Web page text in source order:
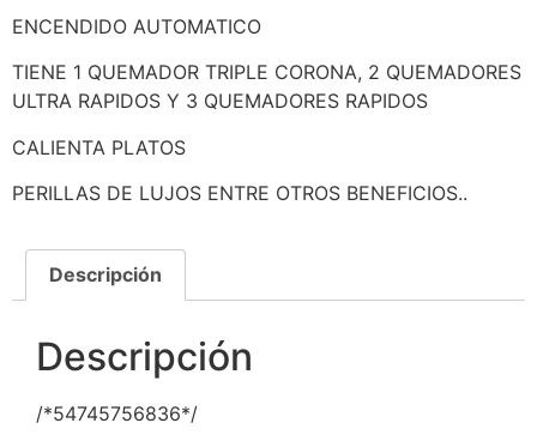
ENCENDIDO AUTOMATICO
TIENE 1 QUEMADOR TRIPLE CORONA, 2 QUEMADORES
ULTRA RAPIDOS Y 3 QUEMADORES RAPIDOS
CALIENTA PLATOS
PERILLAS DE LUJOS ENTRE OTROS BENEFICIOS..
Descripción
Descripción
/*54745756836*/